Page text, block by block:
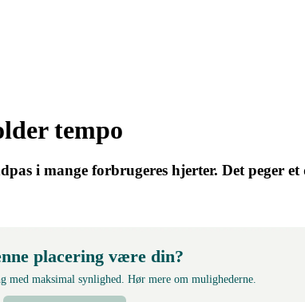
tempo
i mange forbrugeres hjerter. Det peger
placering være din?
med maksimal synlighed. Hør mere om mulighederne.